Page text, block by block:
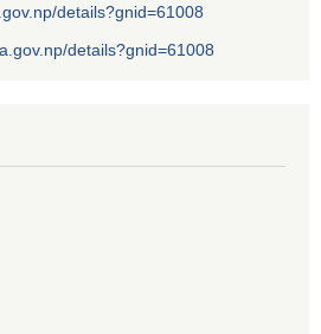
details?gnid=61008
details?gnid=61008